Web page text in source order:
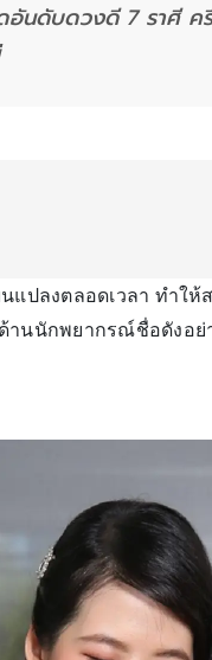
นดับดวงดี 7 ราศี ค
นแปลงตลอดเวลา ทำใ
านนักพยากรณ์ชื่อดังอย่